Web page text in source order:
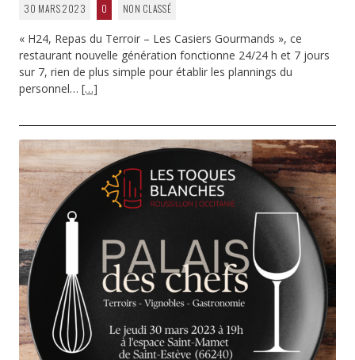
30 MARS 2023 0 NON CLASSÉ
« H24, Repas du Terroir – Les Casiers Gourmands », ce
restaurant nouvelle génération fonctionne 24/24 h et 7 jours
sur 7, rien de plus simple pour établir les plannings du
personnel… […]